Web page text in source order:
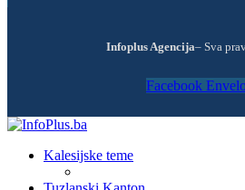
Infoplus Agencija– Sva
Facebook
Kalesijske teme